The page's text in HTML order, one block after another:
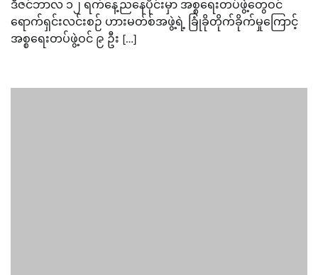
ဒီဇင်ဘာလ ၁၂ ရက်နေ့ညနေပိုင်းမှာ အစ္စရေးတပ်ဖွဲ့တွေဝင်
ရောက်ရှင်းလင်းစဉ် ဟားမတ်စ်အဖွဲ့ရဲ့ ခြုံခိုတိုက်ခိုက်မှုကြောင့်
အစ္စရေးတပ်ဖွဲ့ဝင် ၉ ဦး […]